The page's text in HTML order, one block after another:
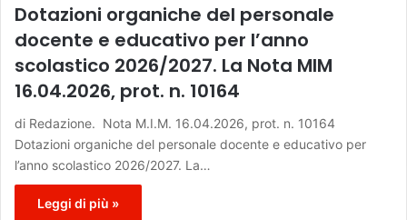
Dotazioni organiche del personale
docente e educativo per l’anno
scolastico 2026/2027. La Nota MIM
16.04.2026, prot. n. 10164
di Redazione. Nota M.I.M. 16.04.2026, prot. n. 10164
Dotazioni organiche del personale docente e educativo per
l’anno scolastico 2026/2027. La…
Leggi di più »